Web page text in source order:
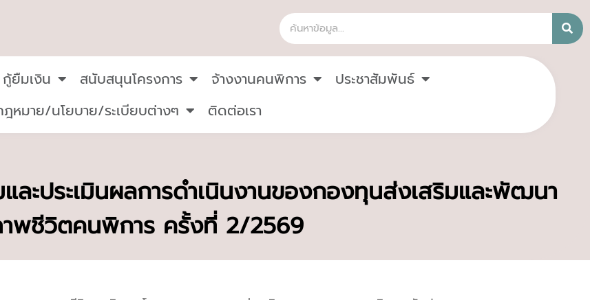
กู้ยืมเงิน สนับสนุนโครงการ จ้างงานคนพิการ
ประชาสัมพันธ์
ฎหมาย/นโยบาย/ระเบียบต่างๆ
ติดต่อเรา
ะประเมินผลการดำเนินงานของกองทุนส่งเสริมและพัฒนา
พชีวิตคนพิการ ครั้งที่ 2/2569